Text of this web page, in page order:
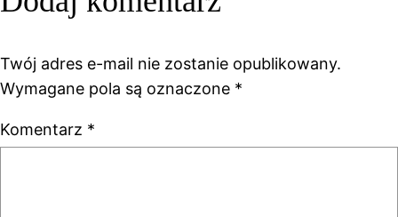
Twój adres e-mail nie zostanie opublikowany.
Wymagane pola są oznaczone *
Komentarz *